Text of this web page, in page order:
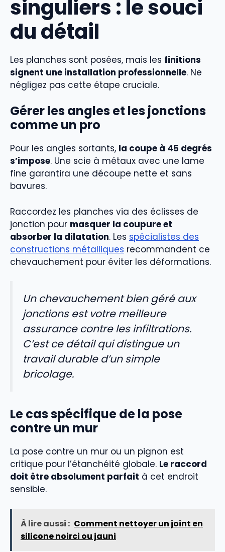
singuliers : le souci
du détail
Les planches sont posées, mais les finitions
signent une installation professionnelle. Ne
négligez pas cette étape cruciale.
Gérer les angles et les jonctions
comme un pro
Pour les angles sortants, la coupe à 45 degrés
s’impose. Une scie à métaux avec une lame
fine garantira une découpe nette et sans
bavures.
Raccordez les planches via des éclisses de
jonction pour masquer la coupure et
absorber la dilatation. Les spécialistes des
constructions métalliques recommandent ce
chevauchement pour éviter les déformations.
Un chevauchement bien géré aux
jonctions est votre meilleure
assurance contre les infiltrations.
C’est ce détail qui distingue un
travail durable d’un simple
bricolage.
Le cas spécifique de la pose
contre un mur
La pose contre un mur ou un pignon est
critique pour l’étanchéité globale. Le raccord
doit être absolument parfait à cet endroit
sensible.
À lire aussi : Comment nettoyer un joint en
silicone noirci ou jauni